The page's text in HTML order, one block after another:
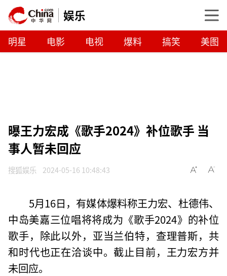
娱乐
明星 电影 电视 爆料 搞笑 美图
曝王力宏成《歌手2024》补位歌手 当
事人暂未回应
搜狐娱乐 2024-05-16 10:48:43
5月16日，有媒体爆料称王力宏、杜德伟、
中岛美嘉三位唱将将成为《歌手2024》的补位
歌手，除此以外，亚当兰伯特，查理普斯，共
和时代也正在洽谈中。截止目前，王力宏方并
未回应。